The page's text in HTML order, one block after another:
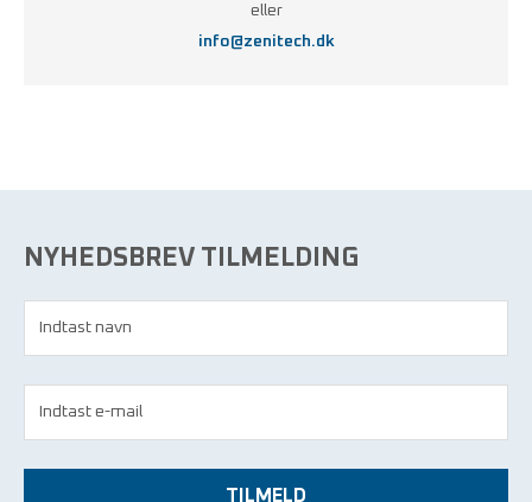
eller
info@zenitech.dk
NYHEDSBREV TILMELDING
TILMELD